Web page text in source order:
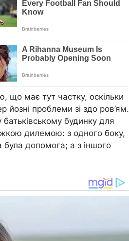
що має тут частку, оскільки
йозні проблеми зі здо ров’ям.
будинку для
дилемою: з одного боку,
була допомога; а з іншого